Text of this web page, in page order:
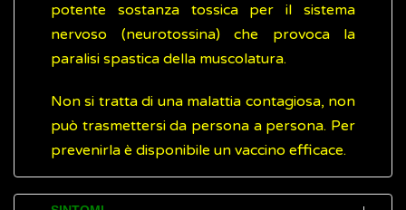
potente sostanza tossica per il sistema
nervoso (neurotossina) che provoca la
paralisi spastica della muscolatura.
Non si tratta di una malattia contagiosa, non
può trasmettersi da persona a persona. Per
prevenirla è disponibile un vaccino efficace.